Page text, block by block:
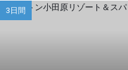
3日間